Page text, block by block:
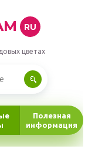
RU
цветах
Полезная
информация